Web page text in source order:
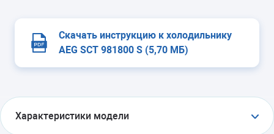
Скачать инструкцию к холодильнику
AEG SCT 981800 S (5,70 МБ)
Характеристики модели